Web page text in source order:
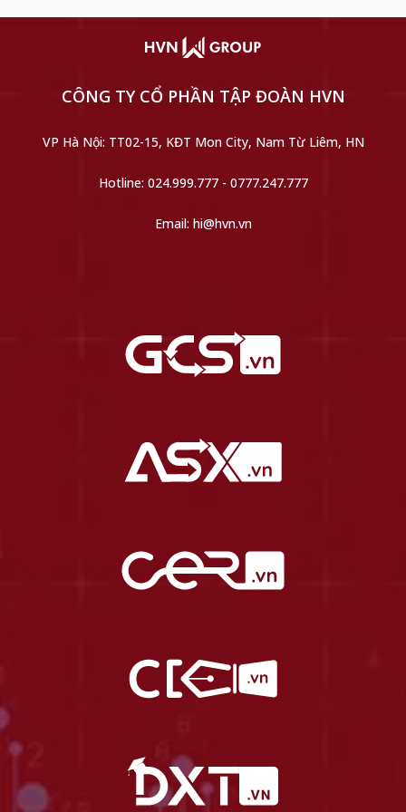
CÔNG TY CỔ PHẦN TẬP ĐOÀN HVN
VP Hà Nội: TT02-15, KĐT Mon City, Nam Từ Liêm, HN
Hotline: 024.999.777 - 0777.247.777
Email: hi@hvn.vn